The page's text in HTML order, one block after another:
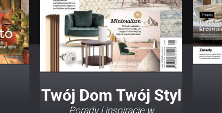
Twój Dom Twój Styl
Porady i inspiracje w